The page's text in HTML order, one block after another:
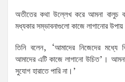
অতীতের কথা উল্লেখ করে আমনা বালুচ
মধ্যকার সম্ভাবনাগুলো কাজে লাগানোর
তিনি বলেন, ‘আমাদের নিজেদের মধ্যে
আমাদের এটি কাজে লাগানো উচিত’।
সুযোগ হারাতে পারি না।’